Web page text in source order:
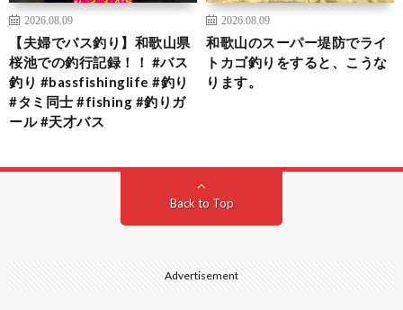
2026.08.09
【夫婦でバス釣り】和歌山県
桜池での釣行記録！！ #バス
釣り #bassfishinglife #釣り
#タミ同士 #fishing #釣りガ
ール #天才バス
2026.08.09
和歌山のスーパー堤防でライ
トカゴ釣りをすると、こうな
ります。
Back to Top
Advertisement